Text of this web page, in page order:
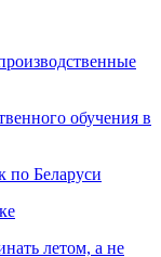
обучения в
по Беларуси
летом, а не